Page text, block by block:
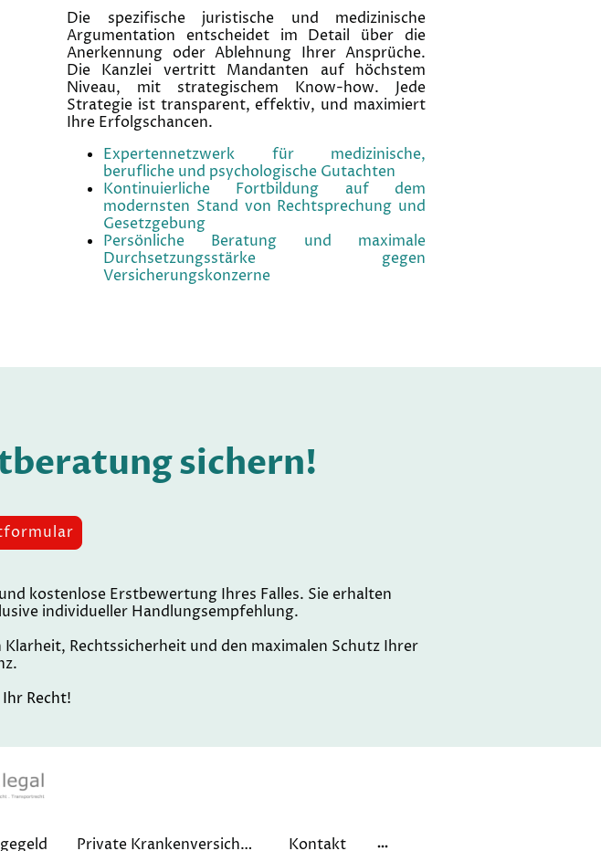
Die spezifische juristische und medizinische
Argumentation entscheidet im Detail über die
Anerkennung oder Ablehnung Ihrer Ansprüche.
Die Kanzlei vertritt Mandanten auf höchstem
Niveau, mit strategischem Know-how. Jede
Strategie ist transparent, effektiv, und maximiert
Ihre Erfolgschancen.
Expertennetzwerk für medizinische,
berufliche und psychologische Gutachten
Kontinuierliche Fortbildung auf dem
modernsten Stand von Rechtsprechung und
Gesetzgebung
Persönliche Beratung und maximale
Durchsetzungsstärke gegen
Versicherungskonzerne
sichern!
kostenlose Erstbewertung Ihres Falles. Sie erhalten
individueller Handlungsempfehlung.
Rechtssicherheit und den maximalen Schutz Ihrer
Recht!
Private Krankenversicherung Kontakt